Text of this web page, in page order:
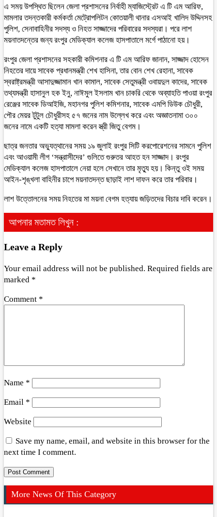
এ সময় উপস্থিত ছিলেন জেলা প্রশাসনের নির্বাহী ম্যাজিস্ট্রেট এ টি এম আরিফ,
মামলার তদন্তকারী কর্মকর্তা মেট্রোপলিটন কোতয়ালী থানার এসআই খালিদ উদ্দিনসহ
পুলিশ, সেনাবাহিনীর সদস্য ও নিহত সাজ্জাদের পরিবারের সদস্যরা। পরে লাশ
ময়নাতদন্তের জন্য রংপুর মেডিক্যাল কলেজ হাসপাতালে মর্গে পাঠানো হয়।
রংপুর জেলা প্রশাসনের সহকারী কমিশনার এ টি এম আরিফ জানান, সাজ্জাদ হোসেন
নিহতের দায়ে সাবেক প্রধানমন্ত্রী শেখ হাসিনা, তার বোন শেখ রেহানা, সাবেক
স্বরাষ্ট্রমন্ত্রী আসাদুজ্জামান খান কামাল, সাবেক সেতুমন্ত্রী ওবায়দুল কাদের, সাবেক
তথ্যমন্ত্রী হাসানুল হক ইনু, নাঈমুল ইসলাম খান চাকরি থেকে অব্যাহতি পাওয়া রংপুর
রেঞ্জের সাবেক ডিআইজি, মহানগর পুলিশ কমিশনার, সাবেক এমপি ডিউক চৌধুরী,
পৌর মেয়র টুটুল চৌধুরীসহ ৫৭ জনের নাম উল্লেখ করে এবং অজ্ঞাতনামা ৩০০
জনের নামে একটি হত্যা মামলা করেন স্ত্রী জিতু বেগম।
ছাত্র জনতার অভ্যুত্থানের সময় ১৯ জুলাই রংপুর সিটি করপোরেশনের সামনে পুলিশ
এবং আওয়ামী লীগ ‘সন্ত্রাসীদের’ গুলিতে গুরুতর আহত হন সাজ্জাদ। রংপুর
মেডিক্যাল কলেজ হাসপাতালে নেয়া হলে সেখানে তার মৃত্যু হয়। কিন্তু ওই সময়
আইন-শৃঙ্খলা বাহিনীর চাপে ময়নাতদন্ত ছাড়াই লাশ দাফন করে তার পরিবার।
লাশ উত্তোলনের সময় নিহতের মা ময়না বেগম হত্যায় জড়িতদের বিচার দাবি করেন।
আপনার মতামত লিখুন :
Leave a Reply
Your email address will not be published. Required fields are
marked *
Comment *
Name *
Email *
Website
Save my name, email, and website in this browser for the
next time I comment.
More News Of This Category